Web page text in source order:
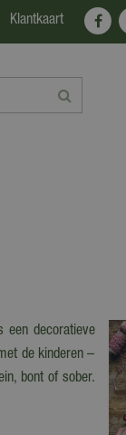
Klantkaart
een decoratieve
de kinderen –
bont of sober.